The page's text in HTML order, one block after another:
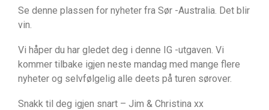
Se denne plassen for nyheter fra Sør -Australia. Det blir
vin.
Vi håper du har gledet deg i denne IG -utgaven. Vi
kommer tilbake igjen neste mandag med mange flere
nyheter og selvfølgelig alle deets på turen sørover.
Snakk til deg igjen snart – Jim & Christina xx